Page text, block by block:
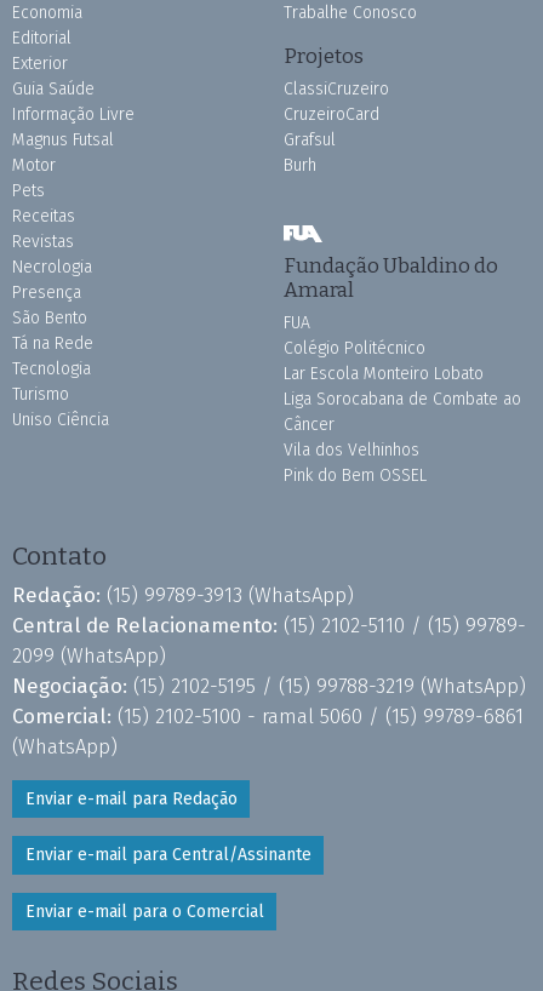
Economia
Editorial
Exterior
Guia Saúde
Informação Livre
Magnus Futsal
Motor
Pets
Receitas
Revistas
Necrologia
Presença
São Bento
Tá na Rede
Tecnologia
Turismo
Uniso Ciência
Trabalhe Conosco
Projetos
ClassiCruzeiro
CruzeiroCard
Grafsul
Burh
Fundação Ubaldino do
Amaral
FUA
Colégio Politécnico
Lar Escola Monteiro Lobato
Liga Sorocabana de Combate ao
Câncer
Vila dos Velhinhos
Pink do Bem OSSEL
Contato
Redação: (15) 99789-3913 (WhatsApp)
Central de Relacionamento: (15) 2102-5110 / (15) 99789-
2099 (WhatsApp)
Negociação: (15) 2102-5195 / (15) 99788-3219 (WhatsApp)
Comercial: (15) 2102-5100 - ramal 5060 / (15) 99789-6861
(WhatsApp)
Enviar e-mail para Redação
Enviar e-mail para Central/Assinante
Enviar e-mail para o Comercial
Redes Sociais